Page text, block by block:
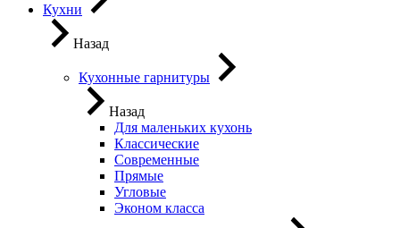
Кухни
Назад
Кухонные гарнитуры
Назад
Для маленьких кухонь
Классические
Современные
Прямые
Угловые
Эконом класса